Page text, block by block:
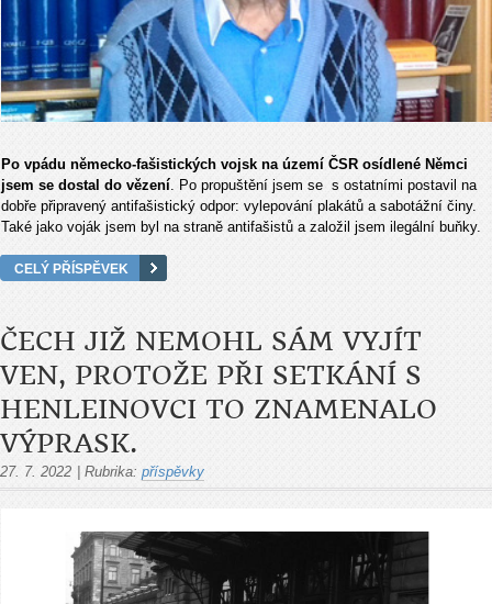
Po vpádu německo-fašistických vojsk na území ČSR osídlené Němci
jsem se dostal do vězení . Po propuštění jsem se s ostatními postavil na
dobře připravený antifašistický odpor: vylepování plakátů a sabotážní činy.
Také jako voják jsem byl na straně antifašistů a založil jsem ilegální buňky.
CELÝ PŘÍSPĚVEK
ČECH JIŽ NEMOHL SÁM VYJÍT
VEN, PROTOŽE PŘI SETKÁNÍ S
HENLEINOVCI TO ZNAMENALO
VÝPRASK.
27. 7. 2022 Rubrika: příspěvky